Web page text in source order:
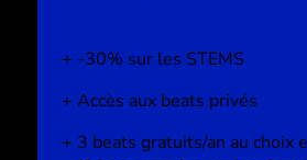
-30% sur les STEMS
Accès aux beats privés
3 beats gratuits/an au choix